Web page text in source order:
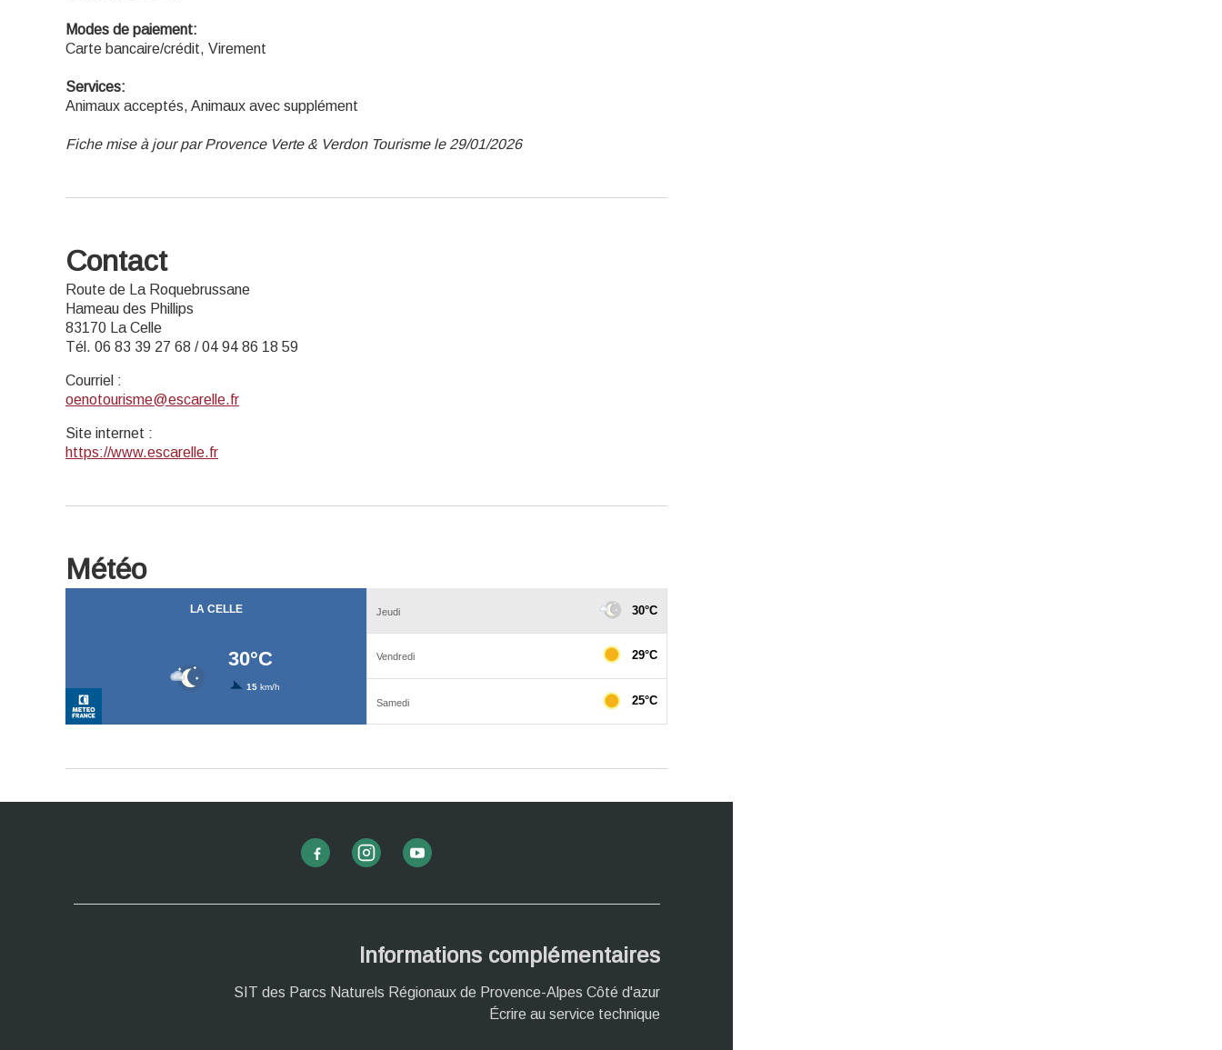
Modes de paiement:
Carte bancaire/crédit, Virement
Services:
Animaux acceptés, Animaux avec supplément
Fiche mise à jour par Provence Verte & Verdon Tourisme le 29/01/2026
Contact
Route de La Roquebrussane
Hameau des Phillips
83170 La Celle
Tél. 06 83 39 27 68 / 04 94 86 18 59
Courriel :
oenotourisme@escarelle.fr
Site internet :
https://www.escarelle.fr
Météo
Informations complémentaires
SIT des Parcs Naturels Régionaux de Provence-Alpes Côté d'azur
Écrire au service technique